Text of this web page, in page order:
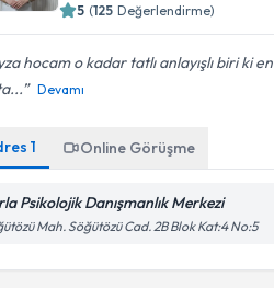
5 (125 Değerlendirme)
hocam o kadar tatlı anlayışlı biri ki en
Devamı
1 Online Görüşme
Psikolojik Danışmanlık Merkezi
Mah. Söğütözü Cad. 2B Blok Kat:4 No:5